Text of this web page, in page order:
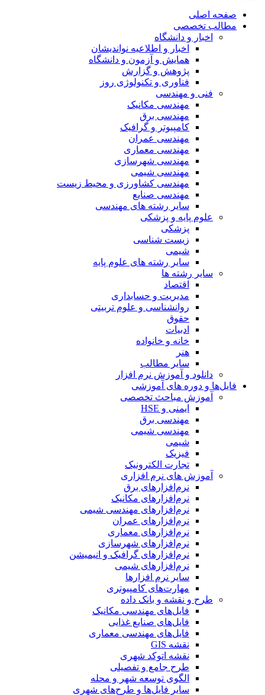
صفحه اصلی
مطالب تخصصی
اخبار و دانشگاه
اخبار و اطلاعیه نواندیشان
همایش و آزمون و دانشگاه
پژوهش و گزارش
فناوری و تکنولوژی روز
فنی و مهندسی
مهندسی مکانیک
مهندسی برق
کامپیوتر و گرافیک
مهندسی عمران
مهندسی معماری
مهندسی شهرسازی
مهندسی شیمی
مهندسی کشاورزی و محیط زیست
مهندسی صنایع
سایر رشته های مهندسی
علوم پایه و پزشکی
پزشکی
زیست شناسی
شیمی
سایر رشته های علوم پایه
سایر رشته ها
اقتصاد
مدیریت و حسابداری
روانشناسی و علوم تربیتی
حقوق
ادبیات
خانه و خانواده
هنر
سایر مطالب
دانلود و آموزش نرم افزار
فایل‌ها و دوره های آموزشی
آموزش مباحث تخصصی
ایمنی و HSE
مهندسی برق
مهندسی شیمی
شیمی
فیزیک
تجارت الکترونیک
آموزش های نرم افزاری
نرم‌افزارهای برق
نرم‌افزارهای مکانیک
نرم‌افزارهای مهندسی شیمی
نرم‌افزارهای عمران
نرم‌افزارهای معماری
نرم‌افزارهای شهرسازی
نرم‌افزارهای گرافیک و انیمیشن
نرم‌افزارهای شیمی
سایر نرم افزارها
مهارت‌های کامپیوتری
طرح و نقشه و بانک داده
فایل‌های مهندسی مکانیک
فایل‌های صنایع غذایی
فایل‌های مهندسی معماری
نقشه GIS
نقشه اتوکد شهری
طرح جامع و تفصیلی
الگوی توسعه شهر و محله
سایر فایل‌ها و طرح‌های شهری